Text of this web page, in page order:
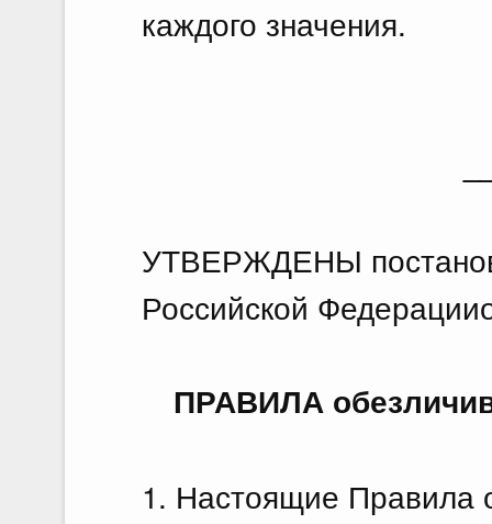
каждого значения.
УТВЕРЖДЕНЫ
Российской
ПРАВИЛА
1. Настоящие Правила